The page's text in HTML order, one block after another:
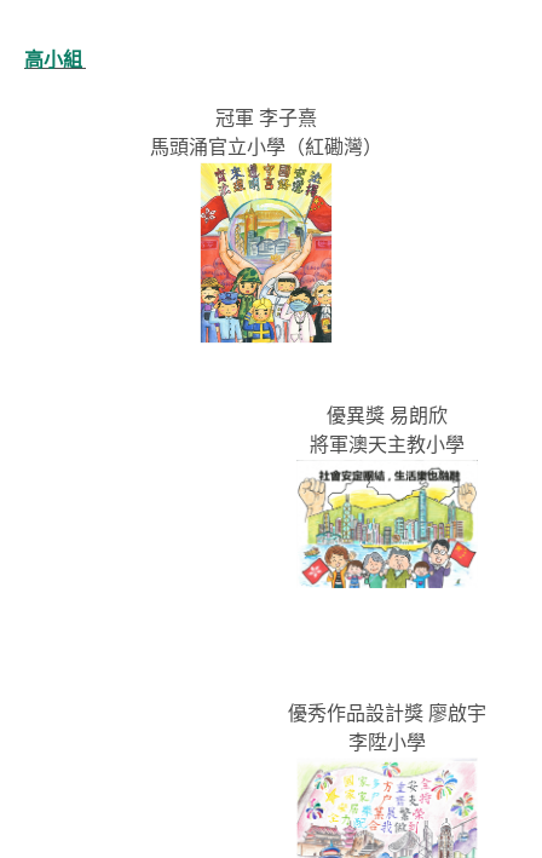
高小組
冠軍 李子熹
馬頭涌官立小學（紅磡灣）
優異獎 易朗欣
將軍澳天主教小學
優秀作品設計獎 廖啟宇
李陞小學